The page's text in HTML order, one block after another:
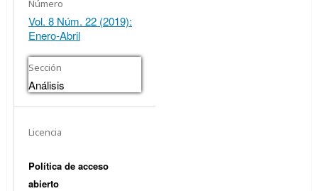
Número
Vol. 8 Núm. 22 (2019):
Enero-Abril
Sección
Análisis
Licencia
Política de acceso
abierto